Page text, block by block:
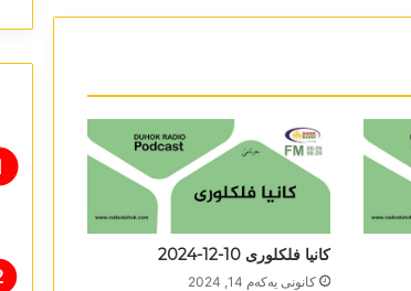
کانیا فلکلوری 10-12-2024
كانونی یه‌كه‌م 14, 2024